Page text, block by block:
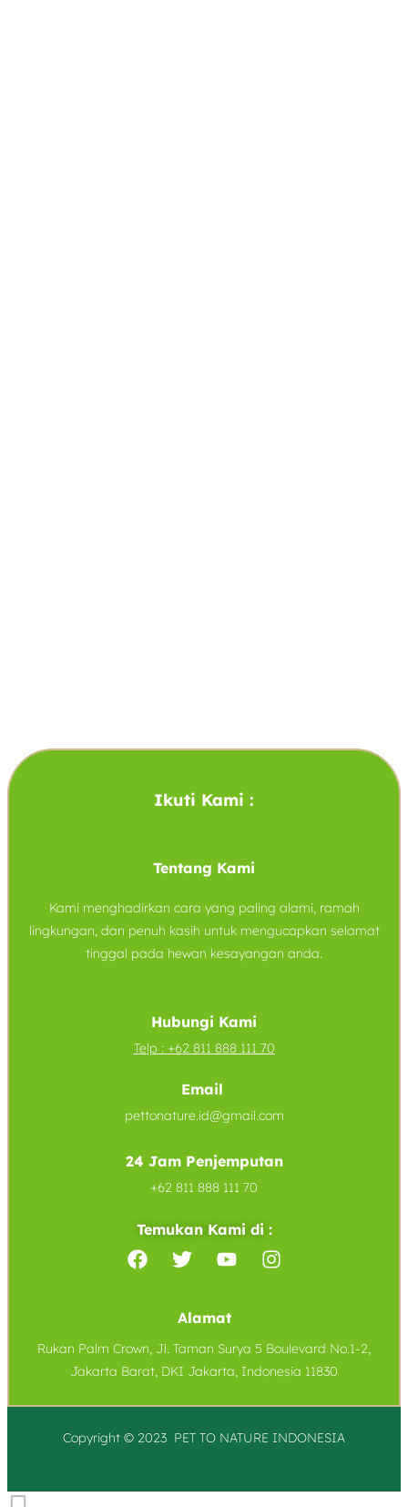
Ikuti Kami :
Tentang Kami
Kami menghadirkan cara yang paling alami, ramah
lingkungan, dan penuh kasih untuk mengucapkan selamat
tinggal pada hewan kesayangan anda.
Hubungi Kami
Telp : +62 811 888 111 70
Email
pettonature.id@gmail.com
24 Jam Penjemputan
+62 811 888 111 70
Temukan Kami di :
Alamat
Rukan Palm Crown, Jl. Taman Surya 5 Boulevard No.1-2,
Jakarta Barat, DKI Jakarta, Indonesia 11830
Copyright © 2023 PET TO NATURE INDONESIA